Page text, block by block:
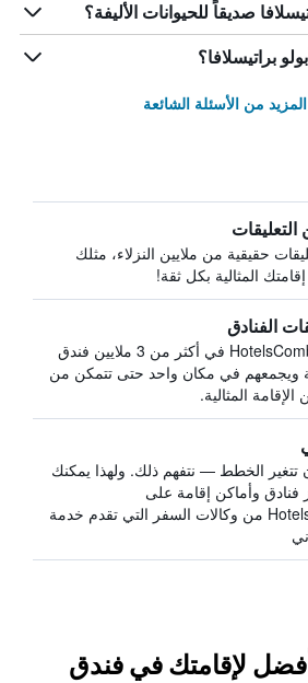
صديقاً للحيوانات الأليفة؟
براتيسلافا؟
من الأسئلة الشائعة
التعليقات
حقيقية من ملايين النزلاء، مثلك
المثالية بكل ثقة!
الفنادق
يبحث HotelsCombined في أكثر من 3 ملايين فندق
ويجمعهم في مكان واحد حتى تتمكن من
المثالية.
تتغير الخطط — نتفهم ذلك. ولهذا يمكنك
وأماكن إقامة على
HotelsCombined من وكالات السفر التي تقدم خدمة
أفضل لإقامتك في فندق